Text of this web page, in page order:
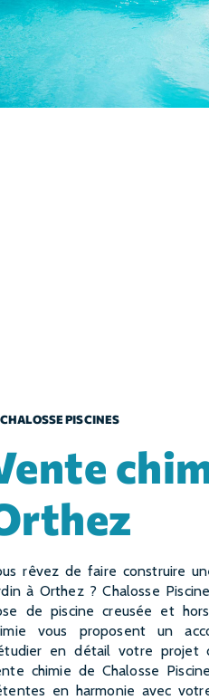
CHALOSSE PISCINES
à
à Orthez ? Chalosse
de piscine creusée et
vous proposent un
en détail votre projet
chimie de Chalosse
en harmonie avec